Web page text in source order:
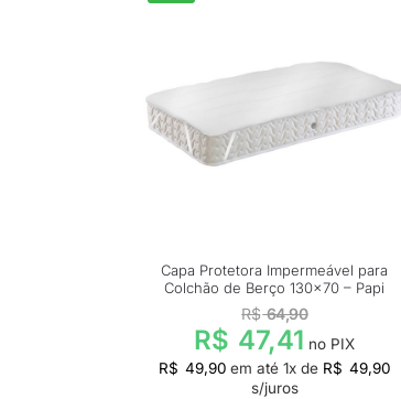
Capa Protetora Impermeável para
Colchão de Berço 130×70 – Papi
R$64,90
R$ 47,41 no PIX
R$ 49,90 em até 1x de R$ 49,90
s/juros